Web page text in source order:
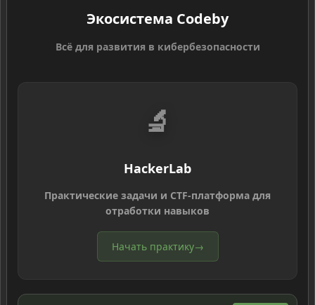
Экосистема Codeby
Всё для развития в кибербезопасности
🔬
HackerLab
Практические задачи и CTF-платформа для
отработки навыков
Начать практику→